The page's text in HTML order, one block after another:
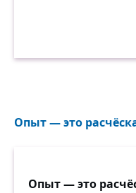
Опыт — это
Опыт — это